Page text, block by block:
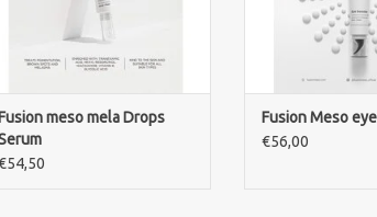
Fusion meso mela Drops
ZUM WARENKORB
Fusion Meso
€56,00